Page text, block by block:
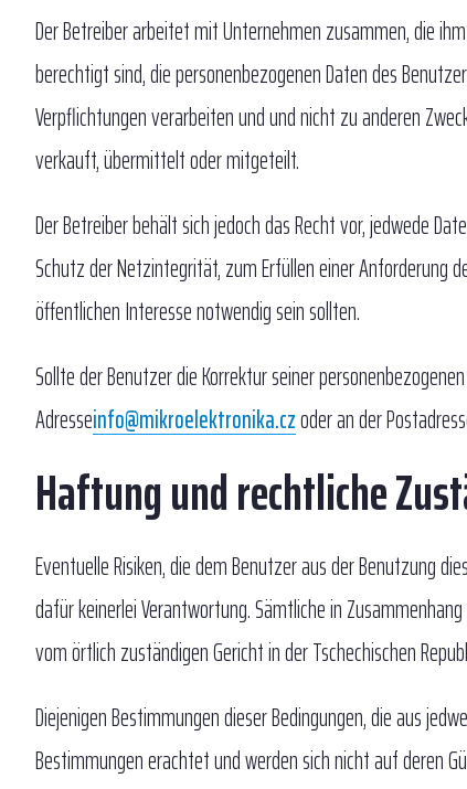
Der Betreiber arbeitet mit Unternehmen zusammen, die
berechtigt sind, die personenbezogenen Daten des
Verpflichtungen verarbeiten und und nicht zu anderen
verkauft, übermittelt oder mitgeteilt.
Der Betreiber behält sich jedoch das Recht vor, jedwede
Schutz der Netzintegrität, zum Erfüllen einer Anforderung
öffentlichen Interesse notwendig sein sollten.
Sollte der Benutzer die Korrektur seiner
Adresseinfo@mikroelektronika.czoder an der
Haftung und rechtliche
Eventuelle Risiken, die dem Benutzer aus der Benutzung
dafür keinerlei Verantwortung. Sämtliche in
vom örtlich zuständigen Gericht in der Tschechischen
Diejenigen Bestimmungen dieser Bedingungen, die aus
Bestimmungen erachtet und werden sich nicht auf deren